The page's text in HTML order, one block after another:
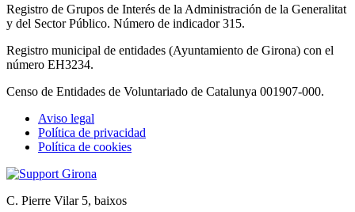
Registro de Grupos de Interés de la Administración de la Generalitat
y del Sector Público. Número de indicador 315.
Registro municipal de entidades (Ayuntamiento de Girona) con el
número EH3234.
Censo de Entidades de Voluntariado de Catalunya 001907-000.
Tertiary
navigation
Aviso legal
Política de privacidad
Política de cookies
C. Pierre Vilar 5, baixos